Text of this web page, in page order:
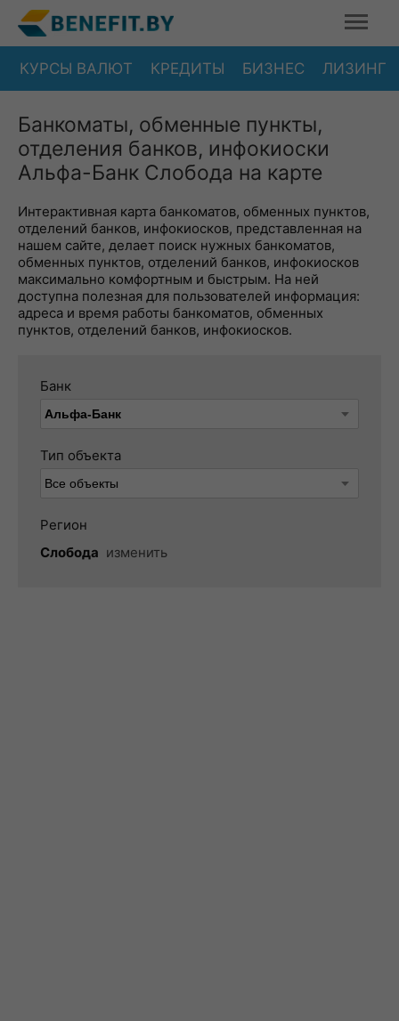
КУРСЫ ВАЛЮТ КРЕДИТЫ БИЗНЕС ЛИЗИНГ
Банкоматы, обменные пункты,
отделения банков, инфокиоски
Альфа-Банк Слобода на карте
Интерактивная карта банкоматов, обменных пунктов,
отделений банков, инфокиосков, представленная на
нашем сайте, делает поиск нужных банкоматов,
обменных пунктов, отделений банков, инфокиосков
максимально комфортным и быстрым. На ней
доступна полезная для пользователей информация:
адреса и время работы банкоматов, обменных
пунктов, отделений банков, инфокиосков.
Банк
Тип объекта
Регион
Слобода изменить